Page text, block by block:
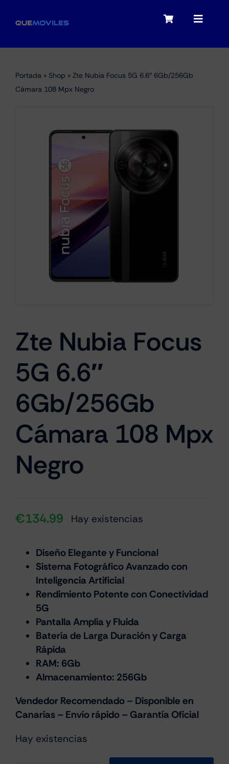
Toggle
My account
Checkout
Toggle
Audio
Portátiles
Smartwatches
Marcas
Portada » Shop » Zte Nubia Focus 5G 6.6″ 6Gb/256Gb
Cámara 108 Mpx Negro
Zte Nubia Focus
5G 6.6″
6Gb/256Gb
Cámara 108 Mpx
Negro
€134.99 Hay existencias
Diseño Elegante y Funcional
Sistema Fotográfico Avanzado con
Inteligencia Artificial
Rendimiento Potente con Conectividad
5G
Pantalla Amplia y Fluida
Batería de Larga Duración y Carga
Rápida
RAM: 6Gb
Almacenamiento: 256Gb
Vendedor Recomendado – Disponible en
Canarias – Envío rápido – Garantía Oficial
Hay existencias